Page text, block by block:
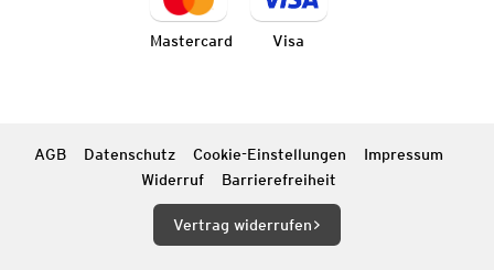
Mastercard Visa
AGB Datenschutz Cookie-Einstellungen
Impressum
Widerruf
Barrierefreiheit
Vertrag widerrufen